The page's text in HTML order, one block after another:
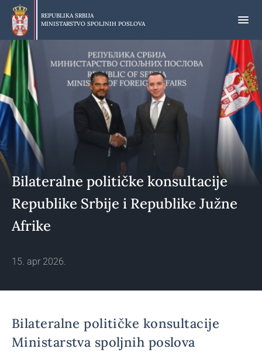
Preskoči
glavni
deo
sadržaja
REPUBLIKA SRBIJA
MINISTARSTVO SPOLJNIH POSLOVA
Bilateralne političke konsultacije
Republike Srbije i Republike Južne
Afrike
15. apr 2026.
Bilateralne političke konsultacije
Ministarstva spoljnih poslova